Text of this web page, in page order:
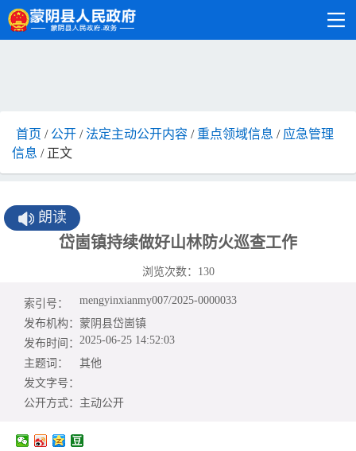
首页 / 公开 /法定主动公开内容 / 重点领域信息 / 应急管理
信息 / 正文
朗读
岱崮镇持续做好山林防火巡查工作
浏览次数： 130
索引号：
mengyinxianmy007/2025-0000033
发布机构： 蒙阴县岱崮镇
发布时间： 2025-06-25 14:52:03
主题词：
其他
发文字号：
公开方式： 主动公开